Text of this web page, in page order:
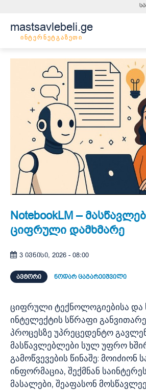
mastsavlebeli.ge
ინტერნეტგაზეთი
NotebookLM –
ციფრული დამხმარე
3 ივნისი, 2026 - 08:00
ᲐᲕᲢᲝᲠᲘ ნოდარ ცაგარეიშვილი
ციფრული ტექნოლოგიებისა და
ინტელექტის სწრაფი
პროცესზე უპრეცედენტო
მასწავლებლები სულ უფრო
გამოწვევების წინაშე: მოიძიონ
ინფორმაცია, შექმნან
მასალები, შეაფასონ